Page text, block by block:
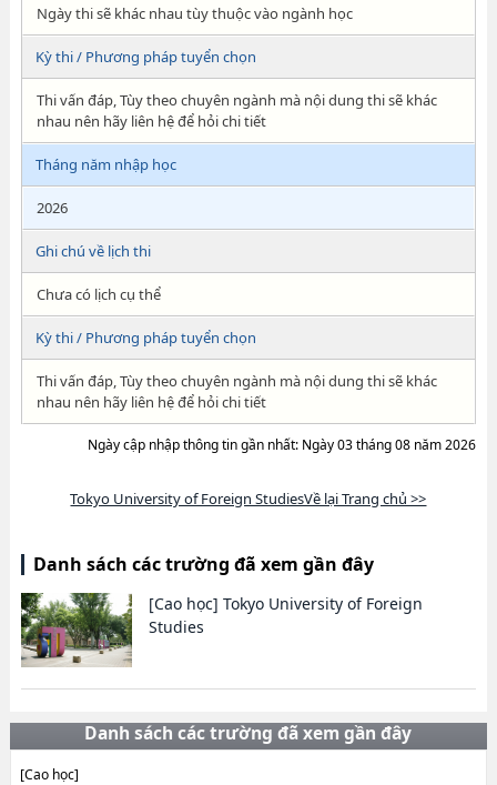
Ngày thi sẽ khác nhau tùy thuộc vào ngành học
Kỳ thi / Phương pháp tuyển chọn
Thi vấn đáp, Tùy theo chuyên ngành mà nội dung thi sẽ khác
nhau nên hãy liên hệ để hỏi chi tiết
Tháng năm nhập học
2026
Ghi chú về lịch thi
Chưa có lịch cụ thể
Kỳ thi / Phương pháp tuyển chọn
Thi vấn đáp, Tùy theo chuyên ngành mà nội dung thi sẽ khác
nhau nên hãy liên hệ để hỏi chi tiết
Ngày cập nhập thông tin gần nhất: Ngày 03 tháng 08 năm 2026
Tokyo University of Foreign StudiesVề lại Trang chủ >>
Danh sách các trường đã xem gần đây
[Cao học] Tokyo University of Foreign
Studies
Danh sách các trường đã xem gần đây
[Cao học]